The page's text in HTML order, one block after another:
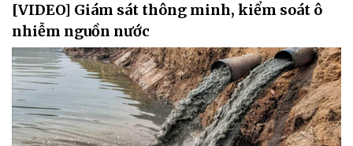
[VIDEO] Giám sát thông minh, kiểm soát ô
nhiễm nguồn nước